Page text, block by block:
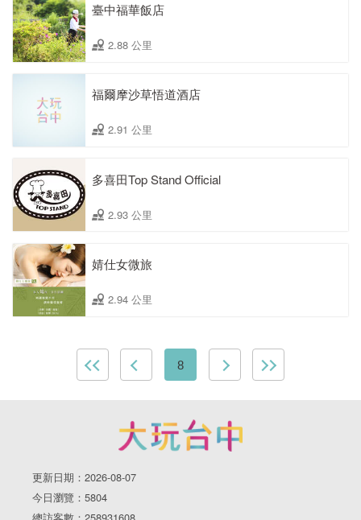
臺中福華飯店
2.88 公里
福爾摩沙草悟道酒店
2.91 公里
多喜田Top Stand Official
2.93 公里
婧仕女微旅
2.94 公里
8
更新日期：2026-08-07
今日瀏覽：5804